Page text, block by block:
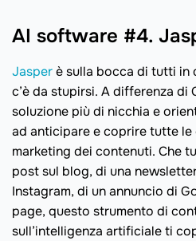
AI software #4.
Jasperè sulla bocca di tutti in
c’è da stupirsi. A differenza di
soluzione più di nicchia e
ad anticipare e coprire tutte le
marketing dei contenuti. Che
post sul blog, di una
Instagram, di un annuncio di
page, questo strumento di
sull’intelligenza artificiale ti